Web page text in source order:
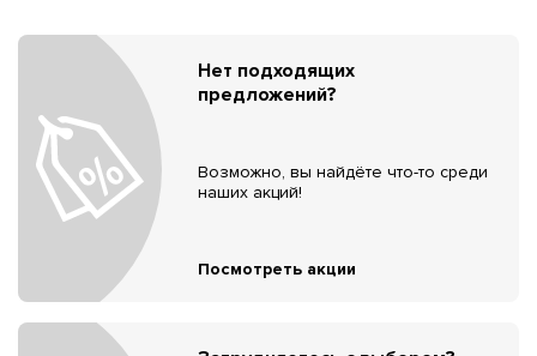
Нет подходящих
предложений?
Возможно, вы найдёте что-то среди
наших акций!
Посмотреть акции